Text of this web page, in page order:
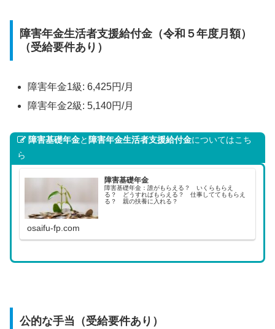
障害年金生活者支援給付金（令和５年度月額）
（受給要件あり）
障害年金1級: 6,425円/月
障害年金2級: 5,140円/月
障害基礎年金と 障害年金生活者支援給付金についてはこち
ら
障害基礎年金
障害基礎年金：誰がもらえる？ いくらもらえ
る？ どうすればもらえる？ 仕事しててももらえ
る？ 親の扶養に入れる？
osaifu-fp.com
公的な手当（受給要件あり）